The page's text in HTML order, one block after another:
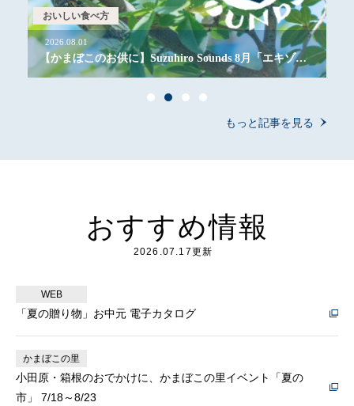
商品のこと
2026.07.30
もちつる新食感の焼きかまぼこから四種類のチーズが
とろ～りとろける「ぷちかま」
もっと記事を見る
おすすめ情報
2026.07.17更新
WEB
「夏の贈り物」お中元 電子カタログ
かまぼこの里
小田原・箱根のおでかけに、かまぼこの里イベント「夏の
市」 7/18～8/23